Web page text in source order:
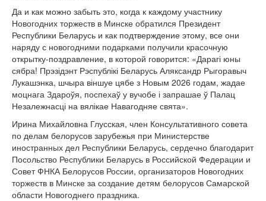
Да и как можно забыть это, когда к каждому участнику
Новогодних торжеств в Минске обратился Президент
Республики Беларусь и как подтверждение этому, все они
наряду с новогодними подарками получили красочную
открытку-поздравление, в которой говорится: «Дарагі юны
сябра! Прэзідэнт Рэспублікі Беларусь Аляксандр Рыгоравыч
Лукашэнка, шчыра віншуе цябе з Новым 2026 годам, жадае
моцнага Здароўя, поспехаў у вучобе і запрашае ў Палац
Незалежнасці на вялікае Навагодняе свята».
Ирина Михайловна Глусская, член Консультативного совета
по делам белорусов зарубежья при Министерстве
иностранных дел Республики Беларусь, сердечно благодарит
Посольство Республики Беларусь в Российской Федерации и
Совет ФНКА Белорусов России, организаторов Новогодних
торжеств в Минске за создание детям белорусов Самарской
области Новогоднего праздника.